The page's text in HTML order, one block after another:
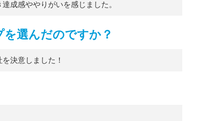
成感ややりがいを感じました。
選んだのですか？
決意しました！